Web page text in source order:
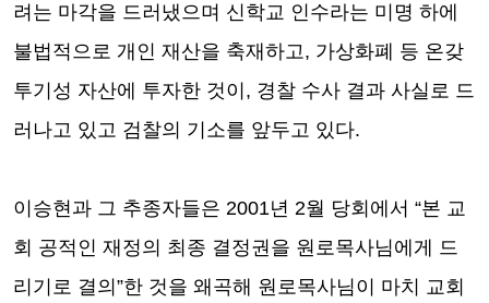
려는 마각을 드러냈으며 신학교 인수라는 미명 하에
불법적으로 개인 재산을 축재하고, 가상화폐 등 온갖
투기성 자산에 투자한 것이 , 경찰 수사 결과 사실로 드
러나고 있고 검찰의 기소를 앞두고 있다.
이승현과 그 추종자들은 2001년 2월 당회에서 “본 교
회 공적인 재정의 최종 결정권을 원로목사님에게 드
리기로 결의 ”한 것을 왜곡해 원로목사님이 마치 교회